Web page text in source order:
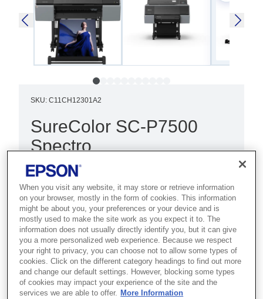
SKU: C11CH12301A2
SureColor SC-P7500
Spectro
Best for photographers, fine-art
studios and poster producers who
need 24-inch output with exceptional
colour accuracy.
Print up to 24-inch
Dustproof structure
4.3-inch touchscreen
When you visit any website, it may store or retrieve information
on your browser, mostly in the form of cookies. This information
might be about you, your preferences or your device and is
mostly used to make the site work as you expect it to. The
information does not usually directly identify you, but it can give
you a more personalized web experience. Because we respect
your right to privacy, you can choose not to allow some types of
cookies. Click on the different category headings to find out more
and change our default settings. However, blocking some types
of cookies may impact your experience of the site and the
services we are able to offer.
More Information